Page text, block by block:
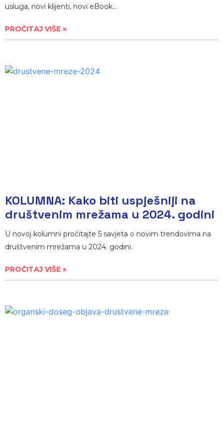
usluga, novi klijenti, novi eBook…
PROČITAJ VIŠE »
KOLUMNA: Kako biti uspješniji na
društvenim mrežama u 2024. godini
U novoj kolumni pročitajte 5 savjeta o novim trendovima na
društvenim mrežama u 2024. godini.
PROČITAJ VIŠE »